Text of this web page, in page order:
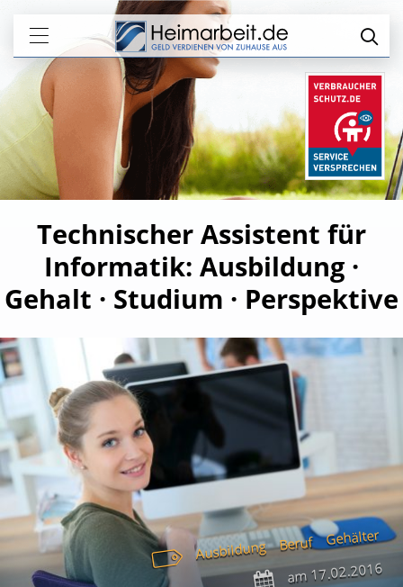
Technischer Assistent für
Informatik: Ausbildung ·
Gehalt · Studium · Perspektive
Ausbildung Beruf Gehälter
am17.02.2016